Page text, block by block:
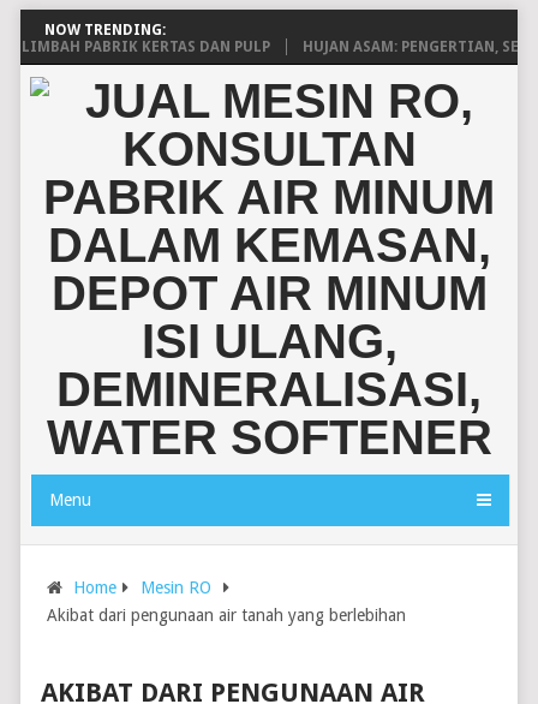
NOW TRENDING:
PABRIK KERTAS DAN PULP
HUJAN ASAM: PENGERTIAN,
Menu
Home
Mesin RO
Akibat dari pengunaan air tanah yang berlebihan
AKIBAT DARI PENGUNAAN AIR